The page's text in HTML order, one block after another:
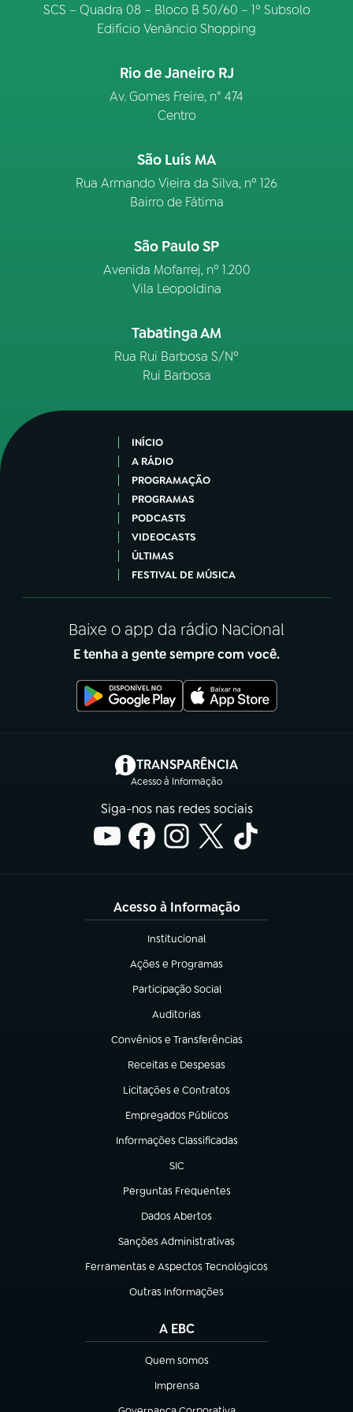
SCS – Quadra 08 – Bloco B 50/60 – 1º Subsolo
Edifício Venâncio Shopping
Rio de Janeiro RJ
Av. Gomes Freire, n° 474
Centro
São Luís MA
Rua Armando Vieira da Silva, nº 126
Bairro de Fátima
São Paulo SP
Avenida Mofarrej, nº 1.200
Vila Leopoldina
Tabatinga AM
Rua Rui Barbosa S/Nº
Rui Barbosa
INÍCIO
A RÁDIO
PROGRAMAÇÃO
PROGRAMAS
PODCASTS
VIDEOCASTS
ÚLTIMAS
FESTIVAL DE MÚSICA
Baixe o app da rádio Nacional
E tenha a gente sempre com você.
TRANSPARÊNCIA
Acesso à Informação
(abre em nova aba)
Siga-nos nas redes sociais
Acesso à Informação
Institucional
(abre em nova aba)
Ações e Programas
(abre em nova aba)
Participação Social
(abre em nova aba)
Auditorias
(abre em nova aba)
Convênios e Transferências
(abre em nova aba)
Receitas e Despesas
(abre em nova aba)
Licitações e Contratos
(abre em nova aba)
Empregados Públicos
(abre em nova aba)
Informações Classificadas
(abre em nova aba)
SIC
(abre em nova aba)
Perguntas Frequentes
(abre em nova aba)
Dados Abertos
(abre em nova aba)
Sanções Administrativas
(abre em nova aba)
Ferramentas e Aspectos Tecnológicos
(abre em nova aba)
Outras Informações
(abre em nova aba)
A EBC
Quem somos
(abre em nova aba)
Imprensa
(abre em nova aba)